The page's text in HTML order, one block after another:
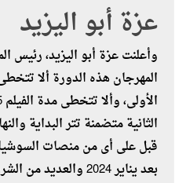
عزة أبو اليزيد
وأعلنت عزة أبو اليزيد، رئيس
الثانية متضمنة تتر البداية
قبل على أى من منصات
بعد يناير 2024 والعديد من الشروط الأخرى.